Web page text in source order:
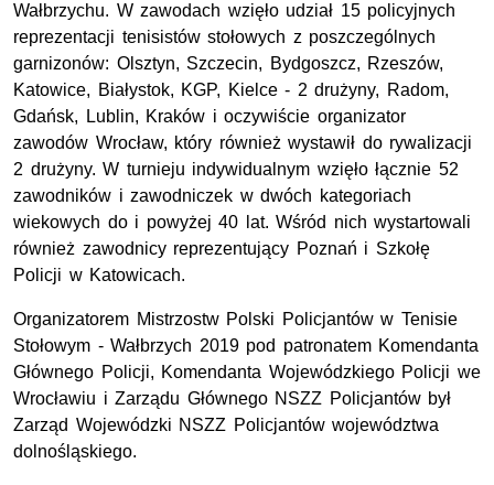
Wałbrzychu. W zawodach wzięło udział 15 policyjnych
reprezentacji tenisistów stołowych z poszczególnych
garnizonów: Olsztyn, Szczecin, Bydgoszcz, Rzeszów,
Katowice, Białystok, KGP, Kielce - 2 drużyny, Radom,
Gdańsk, Lublin, Kraków i oczywiście organizator
zawodów Wrocław, który również wystawił do rywalizacji
2 drużyny. W turnieju indywidualnym wzięło łącznie 52
zawodników i zawodniczek w dwóch kategoriach
wiekowych do i powyżej 40 lat. Wśród nich wystartowali
również zawodnicy reprezentujący Poznań i Szkołę
Policji w Katowicach.
Organizatorem Mistrzostw Polski Policjantów w Tenisie
Stołowym - Wałbrzych 2019 pod patronatem Komendanta
Głównego Policji, Komendanta Wojewódzkiego Policji we
Wrocławiu i Zarządu Głównego NSZZ Policjantów był
Zarząd Wojewódzki NSZZ Policjantów województwa
dolnośląskiego.